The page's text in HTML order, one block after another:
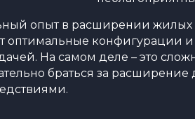
опыт в расширении жилых
оптимальные конфигурации
На самом деле – это
браться за